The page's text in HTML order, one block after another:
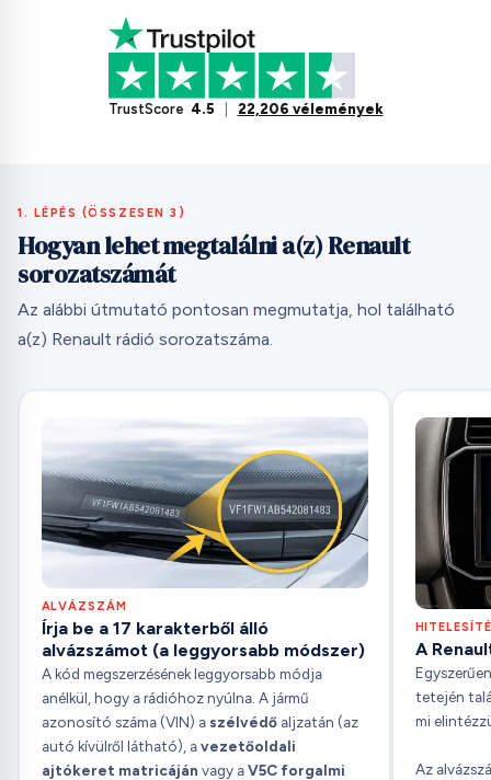
TrustScore 4.5 22,206 vélemények
1. LÉPÉS (ÖSSZESEN 3)
Hogyan lehet megtalálni a(z) Renault
sorozatszámát
Az alábbi útmutató pontosan megmutatja, hol található
a(z) Renault rádió sorozatszáma.
ALVÁZSZÁM
Írja be a 17 karakterből álló
alvázszámot (a leggyorsabb módszer)
A kód megszerzésének leggyorsabb módja
anélkül, hogy a rádióhoz nyúlna. A jármű
azonosító száma (VIN) aszélvédő aljzatán (az
autó kívülről látható), avezetőoldali
ajtókeret matricáján vagy aV5C forgalmi
A
tetején
mi
Az